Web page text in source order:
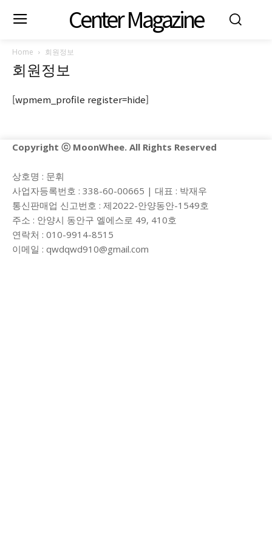
Center Magazine
Home 회원정보
회원정보
[wpmem_profile register=hide]
Copyright ⓒ MoonWhee. All Rights Reserved
상호명 : 문휘
사업자등록번호 : 338-60-00665 | 대표 : 박재우
통신판매업 신고번호 : 제2022-안양동안-1549호
주소 : 안양시 동안구 엘에스로 49, 410호
연락처 : 010-9914-8515
이메일 : qwdqwd910@gmail.com